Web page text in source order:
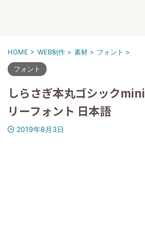
HOME > WEB制作 > 素材 > フォント >
フォント
しらさぎ本丸ゴシック
リーフォント 日本語
2019年8月3日